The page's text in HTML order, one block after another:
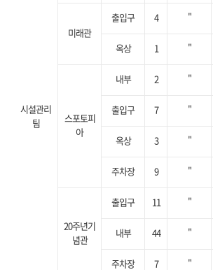
시설관리
팀
미래관
출입구 4 "
옥상 1 "
스포토피
아
내부 2 "
출입구 7 "
옥상 3 "
주차장 9 "
20주년기
념관
출입구 11 "
내부 44 "
주차장 7 "